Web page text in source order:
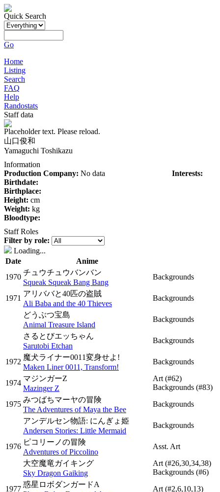
Quick Search
Go
Home
Listing
Search
FAQ
Help
Randostats
Staff data
Placeholder text. Please reload.
山口俊和
Yamaguchi Toshikazu
Information
Production Company: No data
Birthdate:
Birthplace:
Height: cm
Weight: kg
Bloodtype:
Interests:
Staff Roles
Filter by role:
Loading...
Date
Anime
1970
チュウチュウバンバン
Squeak Squeak Bang Bang
Backgrounds
1971
アリババと40匹の盗賊
Ali Baba and the 40 Thieves
Backgrounds
どうぶつ宝島
Animal Treasure Island
Backgrounds
さるとびエッちゃん
Sarutobi Etchan
Backgrounds
1972
魔犬ライナー0011変身せよ!
Maken Liner 0011, Transform!
Backgrounds
1974
マジンガーZ
Mazinger Z
Art (#62)
Backgrounds (#83)
1975
みつばちマーヤの冒険
The Adventures of Maya the Bee
Backgrounds
アンデルセン物語: にんぎょ姫
Andersen Stories: Little Mermaid
Backgrounds
1976
ピコリーノの冒険
Adventures of Piccolino
Asst. Art
大空魔竜ガイキング
Sky Dragon Gaiking
Art (#26,30,34,38)
Backgrounds (#6)
1977
惑星ロボダンガードA
Art (#2,6,10,13)